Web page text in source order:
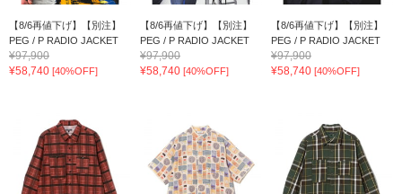
【8/6再値下げ】【別注】
PEG / P RADIO JACKET
¥97,900
¥58,740 [40%OFF]
【8/6再値下げ】【別注】
PEG / P RADIO JACKET
¥97,900
¥58,740 [40%OFF]
【8/6再値下げ】【別注】
PEG / P RADIO JACKET
¥97,900
¥58,740 [40%OFF]